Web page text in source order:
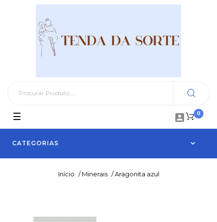
0

CATEGORIAS
Toggle
navigation
☰
Início / Minerais / Aragonita azul